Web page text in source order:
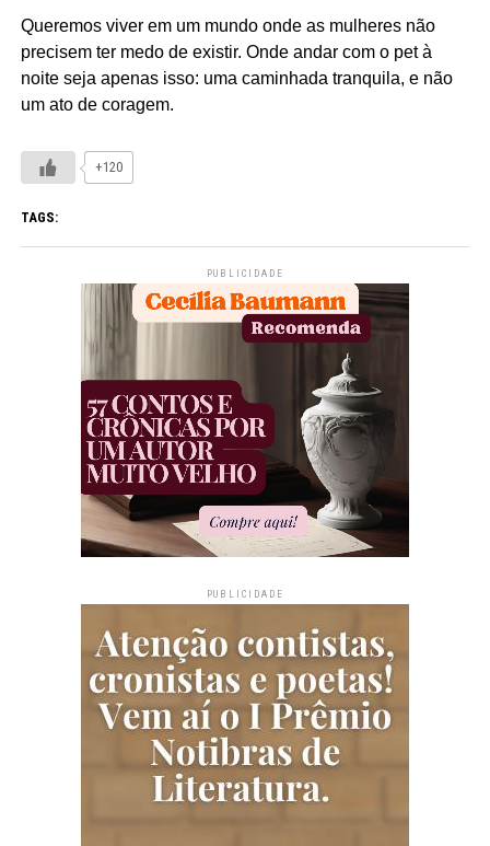
Queremos viver em um mundo onde as mulheres não
precisem ter medo de existir. Onde andar com o pet à
noite seja apenas isso: uma caminhada tranquila, e não
um ato de coragem.
+120
TAGS:
PUBLICIDADE
PUBLICIDADE